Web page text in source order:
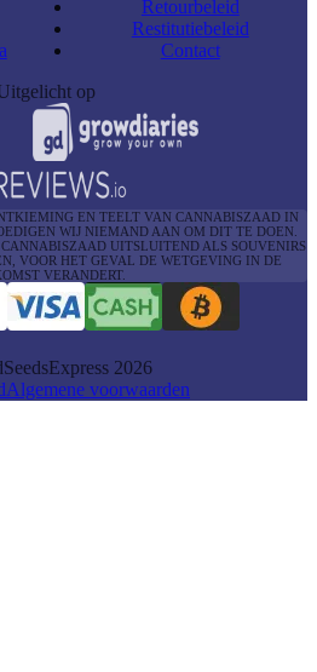
Retourbeleid
Restitutiebeleid
Contact
op
EN TEELT VAN CANNABISZAAD IN
WIJ NIEMAND AAN OM DIT TE DOEN.
CANNABISZAAD UITSLUITEND ALS SOUVENIRS
VOOR HET GEVAL DE WETGEVING IN DE
VERANDERT.
2026
Algemene voorwaarden